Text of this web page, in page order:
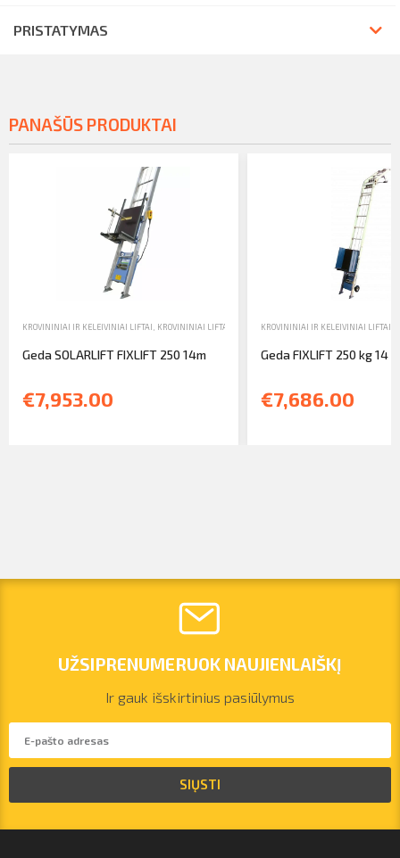
vilnius@arsenalrent.com
PRISTATYMAS
PANAŠŪS PRODUKTAI
KROVININIAI IR KELEIVINIAI LIFTAI KROVININIAI LIFTAI PARDAVIMAS
Geda SOLARLIFT FIXLIFT 250 14m
€7,953.00
KROVININIAI IR KELEIVINIAI LIFTAI
Geda FIXLIFT 250 kg 14 m
€7,686.00
UŽSIPRENUMERUOK NAUJIENLAIŠKĮ
Ir gauk išskirtinius pasiūlymus
SIŲSTI